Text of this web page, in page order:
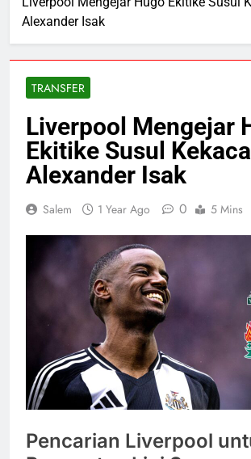
Alexander Isak
TRANSFER
Liverpool Mengejar
Ekitike Susul
Alexander Isak
Salem 1 Year Ago 0 5 Mins
Pencarian Liverpool